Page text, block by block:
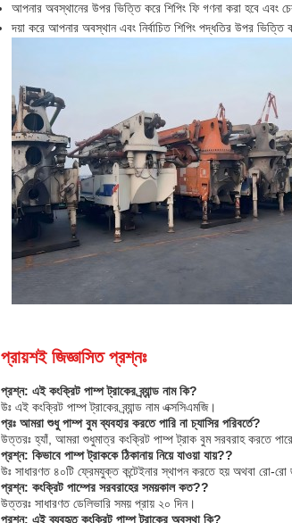
আপনার অবস্থানের উপর ভিত্তি করে শিপিং ফি গণনা করা হবে
দয়া করে আপনার অবস্থান এবং নির্বাচিত শিপিং পদ্ধতির উপর ভিত্তি
প্রায়শই জিজ্ঞাসিত প্রশ্নঃ
প্রশ্ন: এই কংক্রিট পাম্প ট্রাকের ব্র্যান্ড নাম কি?
উঃ এই কংক্রিট পাম্প ট্রাকের ব্র্যান্ড নাম এক্সসিএমজি।
প্রঃ আমরা শুধু পাম্প বুম ব্যবহার করতে পারি না চ্যাসির পরিবর্তে?
উত্তরঃ হ্যাঁ, আমরা শুধুমাত্র কংক্রিট পাম্প ট্রাক বুম সরবরাহ করতে
প্রশ্ন: কিভাবে পাম্প ট্রাককে ঠিকানায় নিয়ে যাওয়া যায়??
উঃ সাধারণত ৪০টি ফ্রেমযুক্ত কন্টেইনার স্থাপন করতে হয় অথবা রো-রো
প্রশ্ন: কংক্রিট পাম্পের সরবরাহের সময়কাল কত??
উত্তরঃ সাধারণত ডেলিভারি সময় প্রায় ২০ দিন।
প্রশ্ন: এই ব্যবহৃত কংক্রিট পাম্প ট্রাকের অবস্থা কি?